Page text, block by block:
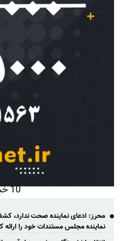
10 خبر اول
محرز: ادعای نماینده صحت ندارد،
نماینده مجلس مستندات خود را ارائه